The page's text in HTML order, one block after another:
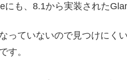
にも、8.1から実装された
っていないので見つけにく
す。